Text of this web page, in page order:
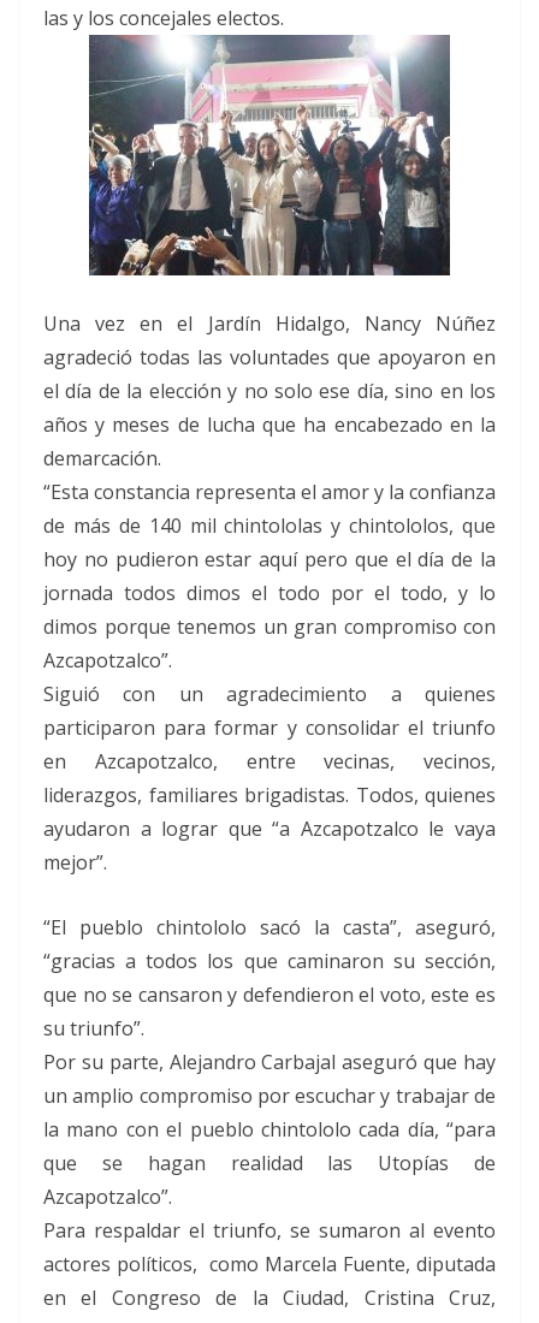
las y los concejales electos.
Una vez en el Jardín Hidalgo, Nancy Núñez
agradeció todas las voluntades que apoyaron en
el día de la elección y no solo ese día, sino en los
años y meses de lucha que ha encabezado en la
demarcación.
“Esta constancia representa el amor y la confianza
de más de 140 mil chintololas y chintololos, que
hoy no pudieron estar aquí pero que el día de la
jornada todos dimos el todo por el todo, y lo
dimos porque tenemos un gran compromiso con
Azcapotzalco”.
Siguió con un agradecimiento a quienes
participaron para formar y consolidar el triunfo
en Azcapotzalco, entre vecinas, vecinos,
liderazgos, familiares brigadistas. Todos, quienes
ayudaron a lograr que “a Azcapotzalco le vaya
mejor”.
“El pueblo chintololo sacó la casta”, aseguró,
“gracias a todos los que caminaron su sección,
que no se cansaron y defendieron el voto, este es
su triunfo”.
Por su parte, Alejandro Carbajal aseguró que hay
un amplio compromiso por escuchar y trabajar de
la mano con el pueblo chintololo cada día, “para
que se hagan realidad las Utopías de
Azcapotzalco”.
Para respaldar el triunfo, se sumaron al evento
actores políticos, como Marcela Fuente, diputada
en el Congreso de la Ciudad, Cristina Cruz,